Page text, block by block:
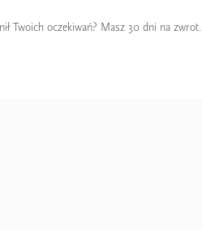
Twoich oczekiwań? Masz 30 dni na zwrot.